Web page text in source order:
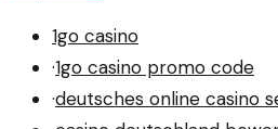
1go casino
·1go casino promo code
·deutsches online casino